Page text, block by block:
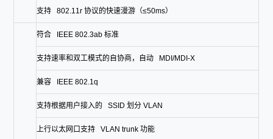
支持 802.11r 协议的快速漫游（≤50ms）
符合 IEEE 802.3ab 标准
支持速率和双工模式的自协商，自动 MDI/MDI-X
兼容 IEEE 802.1q
支持根据用户接入的 SSID 划分 VLAN
上行以太网口支持 VLAN trunk 功能